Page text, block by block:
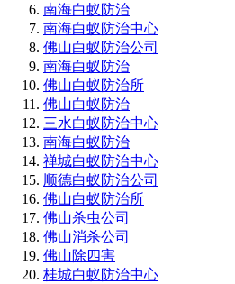
南海白蚁防治
南海白蚁防治中心
佛山白蚁防治公司
南海白蚁防治
佛山白蚁防治所
佛山白蚁防治
三水白蚁防治中心
南海白蚁防治
禅城白蚁防治中心
顺德白蚁防治公司
佛山白蚁防治所
佛山杀虫公司
佛山消杀公司
佛山除四害
桂城白蚁防治中心